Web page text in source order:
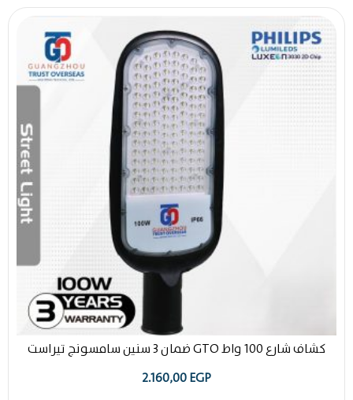
كشاف شارع 100 واط GTO ضمان 3 سنين سامسونج تيراست
2.160,00EGP